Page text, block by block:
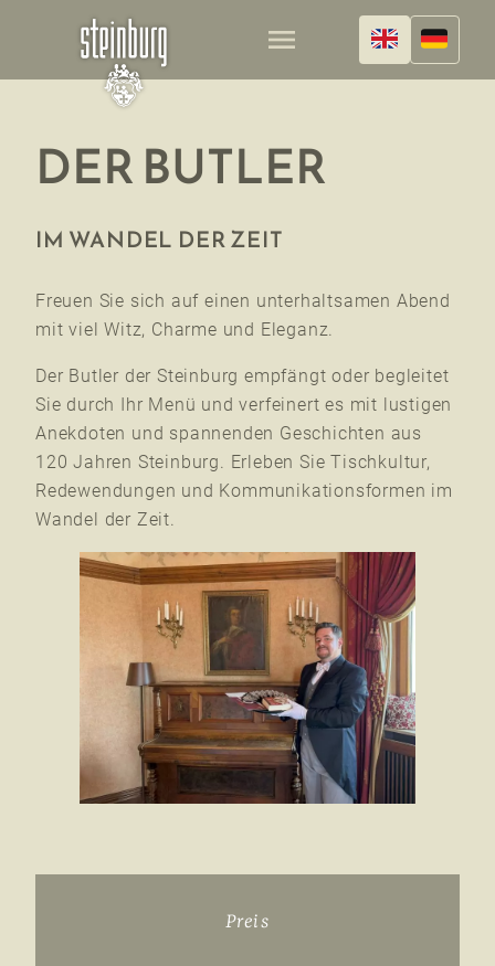
menu
DER BUTLER
IM WANDEL DER ZEIT
Freuen Sie sich auf einen unterhaltsamen Abend
mit viel Witz, Charme und Eleganz.
Der Butler der Steinburg empfängt oder begleitet
Sie durch Ihr Menü und verfeinert es mit lustigen
Anekdoten und spannenden Geschichten aus
120 Jahren Steinburg. Erleben Sie Tischkultur,
Redewendungen und Kommunikationsformen im
Wandel der Zeit.
Preis